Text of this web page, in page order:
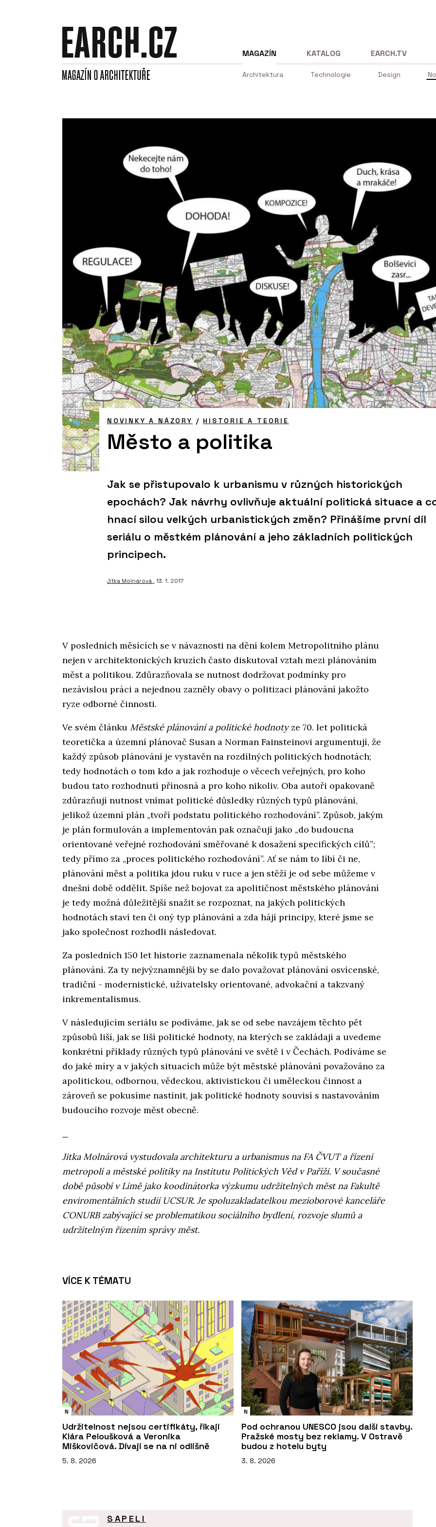
MAGAZÍN
Architektura Technologie Design
KATALOG EARCH.TV
NOVINKY A NÁZORY / HISTORIE A TEORIE
Město a politika
Jak se přistupovalo k urbanismu v různých historických
epochách? Jak návrhy ovlivňuje aktuální politická situace a
hnací silou velkých urbanistických změn? Přinášíme první díl
seriálu o městkém plánování a jeho základních politických
principech.
Jitka Molnárová, 13. 1. 2017
V posledních měsících se v návaznosti na dění kolem Metropolitního plánu
nejen v architektonických kruzích často diskutoval vztah mezi plánováním
měst a politikou. Zdůrazňovala se nutnost dodržovat podmínky pro
nezávislou práci a nejednou zazněly obavy o politizaci plánování jakožto
ryze odborné činnosti.
Ve svém článku Městské plánování a politické hodnotyze 70. let politická
teoretička a územní plánovač Susan a Norman Fainsteinovi argumentují, že
každý způsob plánování je vystavěn na rozdílných politických hodnotách;
tedy hodnotách o tom kdo a jak rozhoduje o věcech veřejných, pro koho
budou tato rozhodnutí přínosná a pro koho nikoliv. Oba autoři opakovaně
zdůrazňují nutnost vnímat politické důsledky různých typů plánování,
jelikož územní plán „tvoří podstatu politického rozhodování”. Způsob, jakým
je plán formulován a implementován pak označují jako „do budoucna
orientované veřejné rozhodování směřované k dosažení specifických cílů”;
tedy přímo za „proces politického rozhodování”. Ať se nám to líbí či ne,
plánování měst a politika jdou ruku v ruce a jen stěží je od sebe můžeme v
dnešní době oddělit. Spíše než bojovat za apolitičnost městského plánování
je tedy možná důležitější snažit se rozpoznat, na jakých politických
hodnotách staví ten či oný typ plánování a zda hájí principy, které jsme se
jako společnost rozhodli následovat.
Za posledních 150 let historie zaznamenala několik typů městského
plánování. Za ty nejvýznamnější by se dalo považovat plánování osvícenské,
tradiční - modernistické, uživatelsky orientované, advokační a takzvaný
inkrementalismus.
V následujícím seriálu se podíváme, jak se od sebe navzájem těchto pět
způsobů liší, jak se liší politické hodnoty, na kterých se zakládají a uvedeme
konkrétní příklady různých typů plánování ve světě i v Čechách. Podíváme se
do jaké míry a v jakých situacích může být městské plánování považováno za
apolitickou, odbornou, vědeckou, aktivistickou či uměleckou činnost a
zároveň se pokusíme nastínit, jak politické hodnoty souvisí s nastavováním
budoucího rozvoje měst obecně.
Jitka Molnárová vystudovala architekturu a urbanismus na FA ČVUT a řízení
metropolí a městské politiky na Institutu Politických Věd v Paříži. V současné
době působí v Limě jako koodinátorka výzkumu udržitelných měst na Fakultě
enviromentálních studií UCSUR. Je spoluzakladatelkou mezioborové kanceláře
CONURB zabývající se problematikou sociálního bydlení, rozvoje slumů a
udržitelným řízením správy měst.
VÍCE K TÉMATU
N
Udržitelnost nejsou certifikáty, říkají
Klára Peloušková a Veronika
Miškovičová. Dívají se na ni odlišně
5. 8. 2026
N
Pod ochranou UNESCO jsou další stavby.
Pražské mosty bez reklamy. V Ostravě
budou z hotelu byty
3. 8. 2026
SAPELI